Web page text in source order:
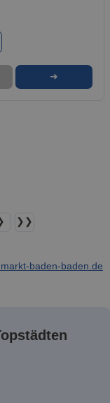
➜
❯❯
baden-baden.de